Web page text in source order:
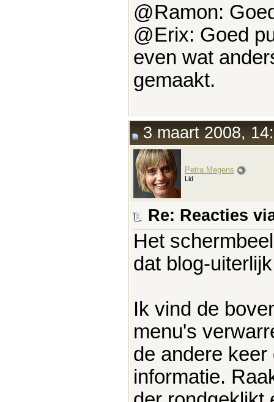
@Ramon:
@Erix: Goed
even wat
gemaakt.
3 maart 2008,
Petra Megens
Lid
Re: Reacties
Het
dat blog-
Ik vind de
menu's
de andere
informatie.